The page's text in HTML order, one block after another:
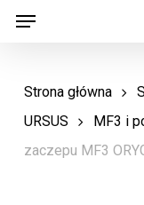
Skip
content
Menu
Strona główna
URSUS
MF3 i
zaczepu MF3
Menu